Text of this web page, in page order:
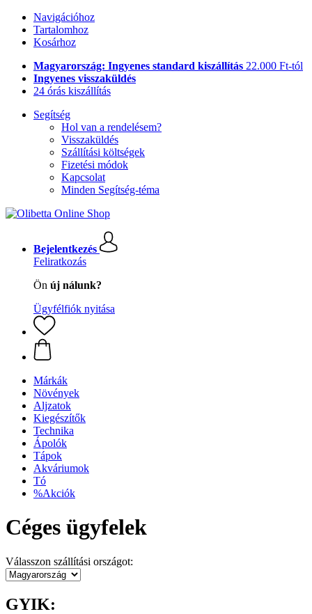
Navigációhoz
Tartalomhoz
Kosárhoz
Magyarország: Ingyenes standard kiszállítás 22.000 Ft-tól
Ingyenes visszaküldés
24 órás kiszállítás
Segítség
Hol van a rendelésem?
Visszaküldés
Szállítási költségek
Fizetési módok
Kapcsolat
Minden Segítség-téma
Bejelentkezés
Feliratkozás
Ön új nálunk?
Ügyfélfiók nyitása
Márkák
Növények
Aljzatok
Kiegészítők
Technika
Ápolók
Tápok
Akváriumok
Tó
%Akciók
Céges ügyfelek
Válasszon szállítási országot:
GYIK: